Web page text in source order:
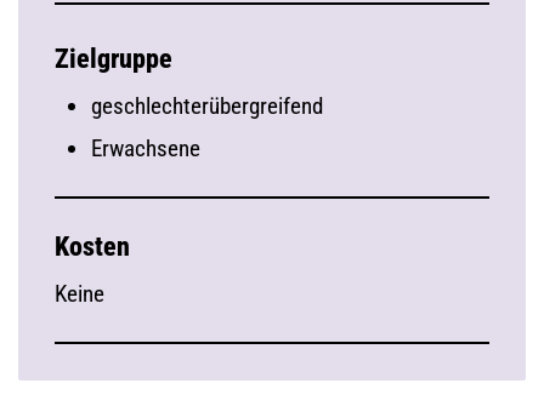
Zielgruppe
geschlechterübergreifend
Erwachsene
Kosten
Keine